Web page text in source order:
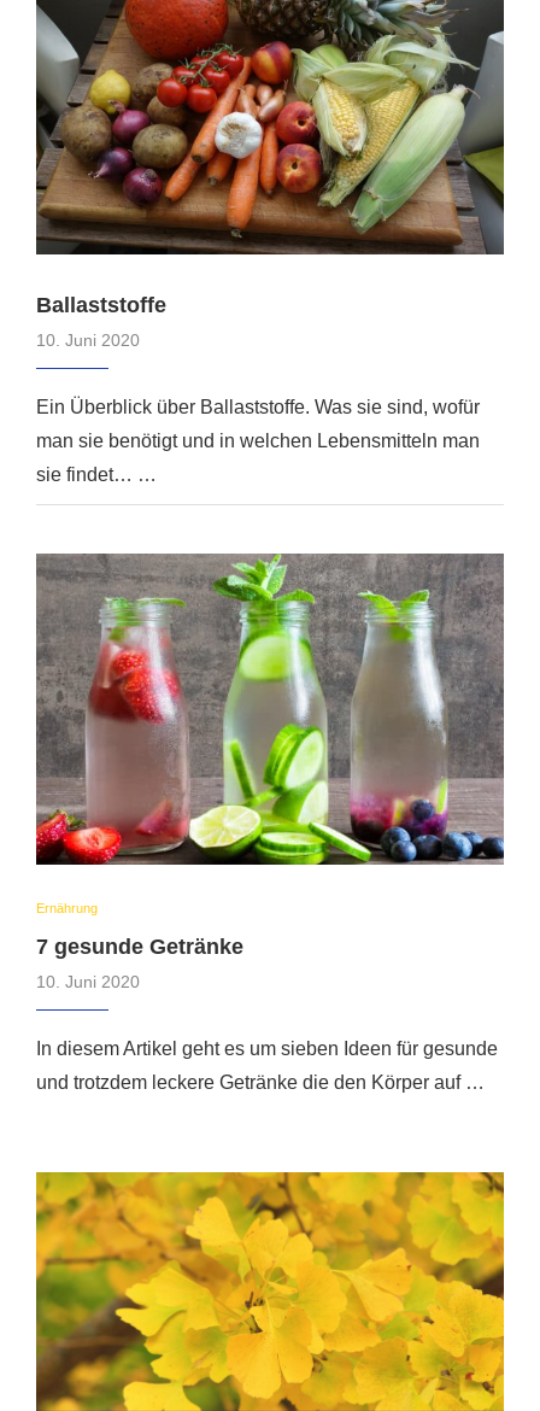
Ballaststoffe
10. Juni 2020
Ein Überblick über Ballaststoffe. Was sie sind, wofür
man sie benötigt und in welchen Lebensmitteln man
sie findet… …
Ernährung
7 gesunde Getränke
10. Juni 2020
In diesem Artikel geht es um sieben Ideen für gesunde
und trotzdem leckere Getränke die den Körper auf …